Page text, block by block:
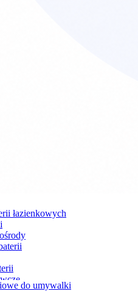
łazienkowych
do umywalki